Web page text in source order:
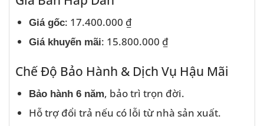
Giá gốc: 17.400.000 ₫
Giá khuyến mãi: 15.800.000 ₫
Chế Độ Bảo Hành & Dịch Vụ Hậu Mãi
Bảo hành 6 năm, bảo trì trọn đời.
Hỗ trợ đổi trả nếu có lỗi từ nhà sản xuất.